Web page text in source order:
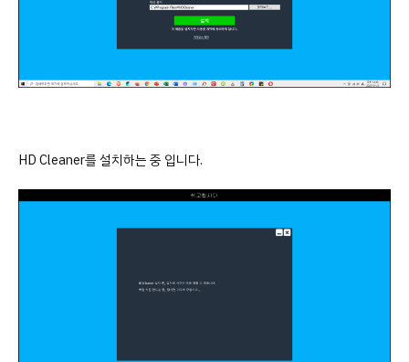
HD Cleaner를 설치하는 중 입니다.